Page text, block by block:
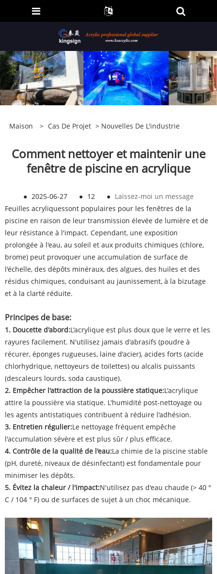
Maison > Cas De Projet > Nouvelles De L'industrie
Comment nettoyer et maintenir une
fenêtre de piscine en acrylique
● 2025-06-27 ● 12 ● Laissez-moi un message
Feuilles acryliquessont populaires pour les fenêtres de la
piscine en raison de leur transmission élevée de lumière et de
leur résistance à l'impact. Cependant, une exposition
prolongée à l'eau, au soleil et aux produits chimiques (chlore,
brome) peut provoquer une accumulation de surface de
l'échelle, des dépôts minéraux, des algues, des huiles et des
résidus chimiques, conduisant au jaunissement, à la bizutage
et à la clarté réduite.
Principes de base:
1. Doucette d'abord:L'acrylique est plus doux que le verre et les
rayures facilement. N'utilisez jamais d'abrasifs (poudre à
récurer, éponges rugueuses, laine d'acier), acides forts (acide
chlorhydrique, nettoyeurs de toilettes) ou alcalis puissants
(descaleurs lourds, soda caustique).
2. Empêcher l'attraction de la poussière statique:L'acrylique
attire la poussière via statique. L'humidité post-nettoyage ou
les agents antistatiques contribuent à réduire l'adhésion.
3. Entretien régulier:Le nettoyage fréquent empêche
l'accumulation sévère et est plus sûr / plus efficace.
4. Contrôle de la qualité de l'eau:La chimie de la piscine stable
(pH, dureté, niveaux de désinfectant) est fondamentale pour
minimiser les dépôts.
5. Évitez la chaleur / l'impact:N'utilisez pas d'eau chaude (> 40 °
C / 104 ° F) ou de surfaces de sujet à un choc mécanique.